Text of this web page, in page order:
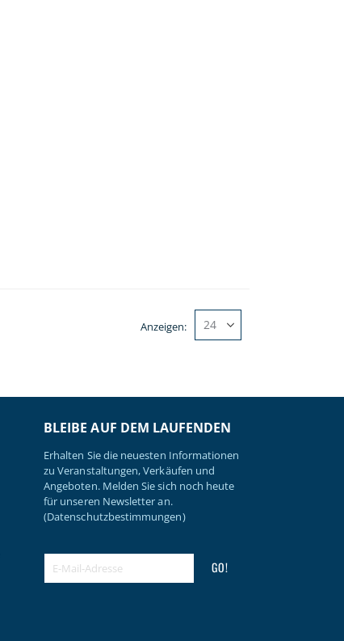
Anzeigen
BLEIBE AUF DEM LAUFENDEN
Erhalten Sie die neuesten Informationen
zu Veranstaltungen, Verkäufen und
Angeboten. Melden Sie sich noch heute
für unseren Newsletter an.
(Datenschutzbestimmungen)
GO!